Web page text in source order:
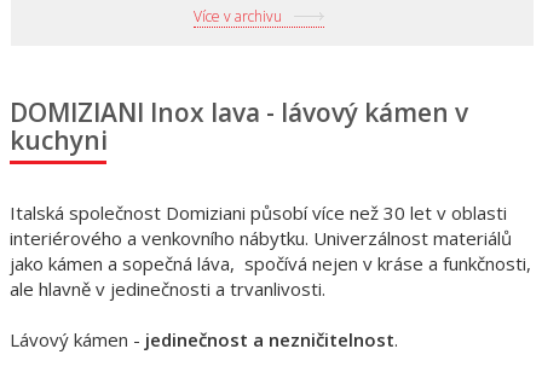
Více v archivu
DOMIZIANI Inox lava - lávový kámen v
kuchyni
Italská společnost Domiziani působí více než 30 let v oblasti
interiérového a venkovního nábytku. Univerzálnost materiálů
jako kámen a sopečná láva, spočívá nejen v kráse a funkčnosti,
ale hlavně vjedinečnosti a trvanlivosti.
Lávový kámen - jedinečnost a nezničitelnost.